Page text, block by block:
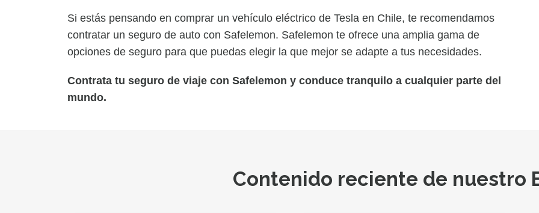
Si estás pensando en comprar un vehículo eléctrico de Tesla en Chile, te recomendamos
contratar un seguro de auto con Safelemon. Safelemon te ofrece una amplia gama de
opciones de seguro para que puedas elegir la que mejor se adapte a tus necesidades.
Contrata tu seguro de viaje con Safelemon y conduce tranquilo a cualquier parte del
mundo.
Contenido reciente de nuestro